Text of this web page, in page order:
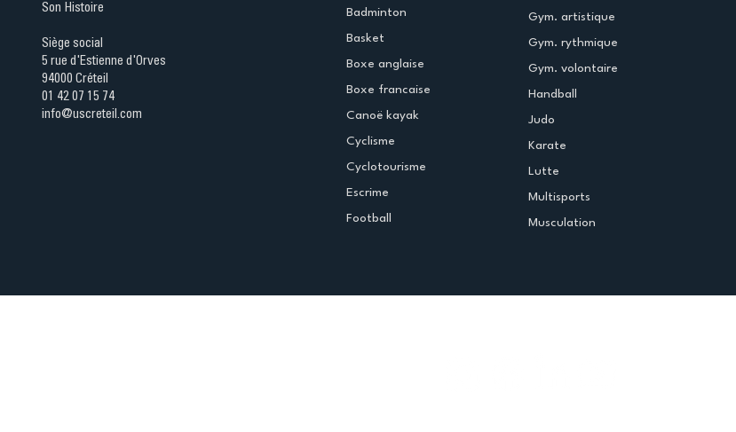
Son Histoire
Siège social
5 rue d'Estienne d'Orves
94000 Créteil
01 42 07 15 74
info@uscreteil.com
Badminton
Basket
Boxe anglaise
Boxe francaise
Canoë kayak
Cyclisme
Cyclotourisme
Escrime
Football
Gym. artistique
Gym. rythmique
Gym. volontaire
Handball
Judo
Karate
Lutte
Multisports
Musculation